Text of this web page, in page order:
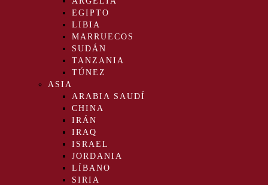
EGIPTO
LIBIA
MARRUECOS
SUDÁN
TANZANIA
TÚNEZ
ASIA
ARABIA SAUDÍ
CHINA
IRÁN
IRAQ
ISRAEL
JORDANIA
LÍBANO
SIRIA